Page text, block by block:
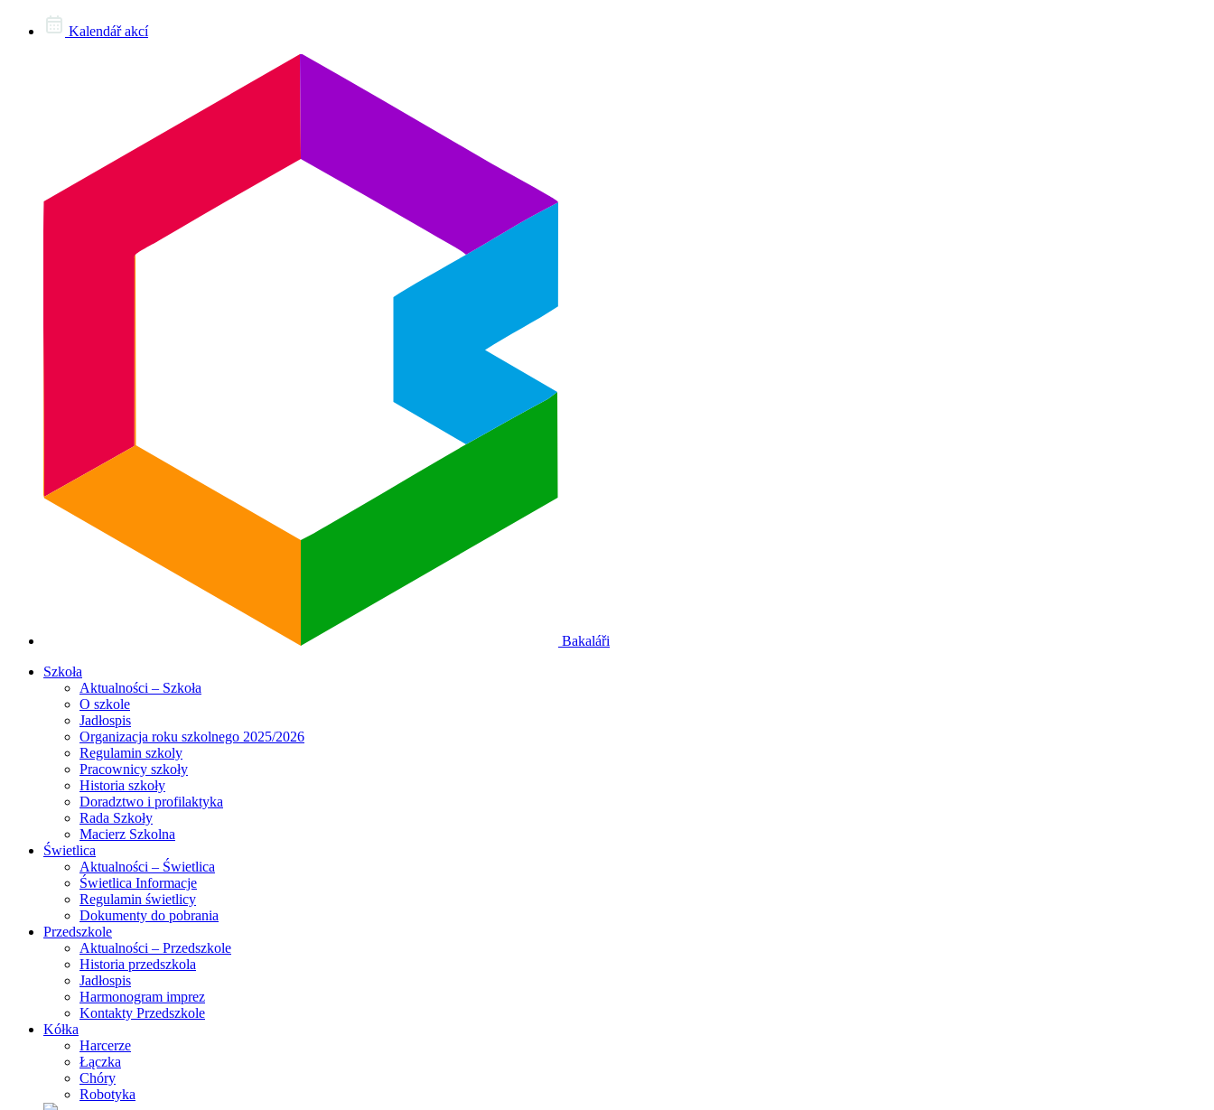
Kalendář akcí
Bakaláři
Szkoła
Aktualności – Szkoła
O szkole
Jadłospis
Organizacja roku szkolnego 2025/2026
Regulamin szkoly
Pracownicy szkoły
Historia szkoły
Doradztwo i profilaktyka
Rada Szkoły
Macierz Szkolna
Świetlica
Aktualności – Świetlica
Świetlica Informacje
Regulamin świetlicy
Dokumenty do pobrania
Przedszkole
Aktualności – Przedszkole
Historia przedszkola
Jadłospis
Harmonogram imprez
Kontakty Przedszkole
Kółka
Harcerze
Łączka
Chóry
Robotyka